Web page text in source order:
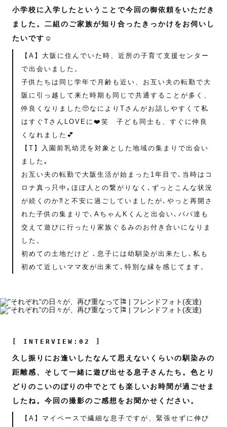
小学校に入学したということで今回の御依頼をいただき
ました。二組のご家族が知り合ったきっかけをお伺いし
たいです☺️
【A】大阪に住んでいた時、近所の子育て支援センター
で出会いました。
子供たちは同じ学年で月齢も近い、お互い夫の転勤で大
阪に引っ越して来た時期も同じで共通することが多く、
仲良くなりました🥺なによりTさんがお話しやすくて私
はすぐTさんLOVEに❤️笑 子ども同士も、すぐに仲良
くなれました💕
【T】入園前乳幼児を対象とした地域の集まりで出会い
ました｡
お互い夫の転勤で大阪生活が始まった1年目で､当時はコ
ロナ真っ只中｡ほぼ人との繋がりなく､ずっとこんな状況
が続くのか⁈と不安に過ごしていましたが､やっと再開さ
れた子供の集まりで､AちゃんKくんと出会い､パパ達も
交えて遊びに行ったり家族ぐるみのお付き合いになりま
した。
初めての土地だけど ､息子には幼馴染が出来たし､私も
初めて近しいママ友が出来て､特別な縁を感じてます。
[ INTERVIEW:02 ]
久し振りにお逢いしたなんて思えないくらいの馴染みの
距離感、そして一緒に遊び出せる息子さんたち。色とり
どりのこいのぼりの中でとても楽しいお時間が過ごせま
したね。今回の撮影のご感想をお聞かせください。
【A】マイペースで繊細な息子ですが、緊張せずに伸び